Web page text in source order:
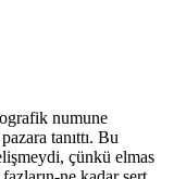
numune
tanıttı. Bu
çünkü elmas